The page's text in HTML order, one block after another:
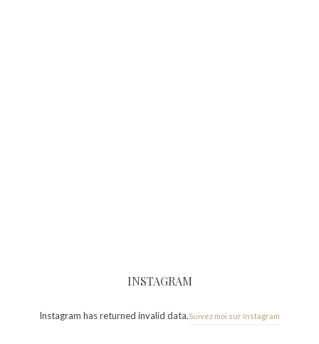
INSTAGRAM
Instagram has returned invalid data.Suivez moi sur Instagram